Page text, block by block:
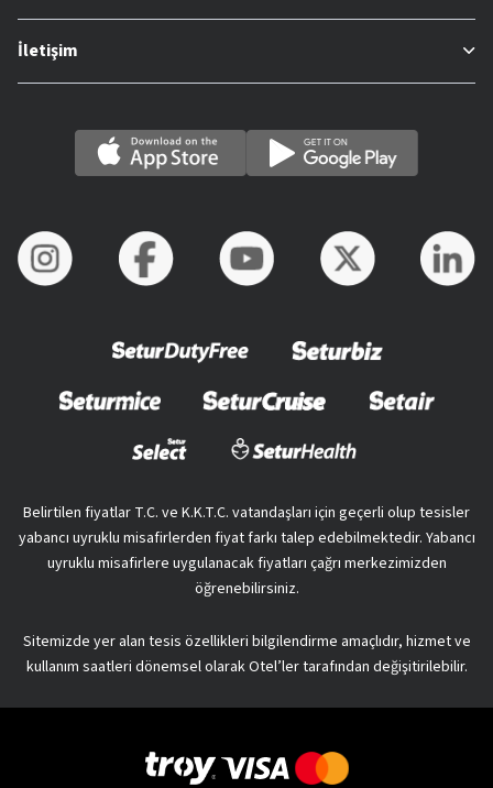
İletişim
Belirtilen fiyatlar T.C. ve K.K.T.C. vatandaşları için geçerli olup tesisler
yabancı uyruklu misafirlerden fiyat farkı talep edebilmektedir. Yabancı
uyruklu misafirlere uygulanacak fiyatları çağrı merkezimizden
öğrenebilirsiniz.
Sitemizde yer alan tesis özellikleri bilgilendirme amaçlıdır, hizmet ve
kullanım saatleri dönemsel olarak Otel’ler tarafından değişitirilebilir.